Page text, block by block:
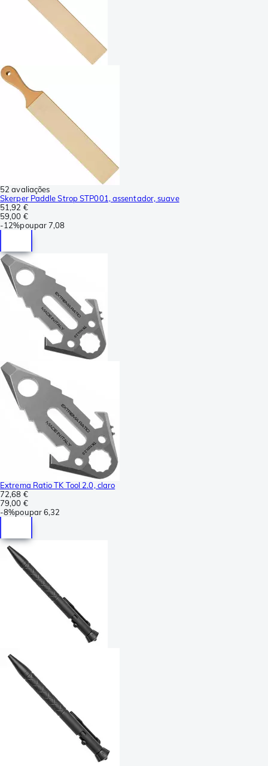
52 avaliações
Skerper Paddle Strop STP001, assentador, suave
51,92 €
59,00 €
-12%poupar7,08
Extrema Ratio TK Tool 2.0, claro
72,68 €
79,00 €
-8%poupar6,32